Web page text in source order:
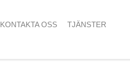
KONTAKTA OSS TJÄNSTER